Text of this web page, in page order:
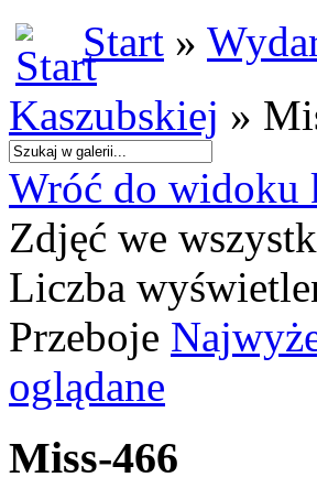
Start »
Kaszubskiej »
Wróć do widoku
Zdjęć we
Liczba
Przeboje
oglądane
Miss-466